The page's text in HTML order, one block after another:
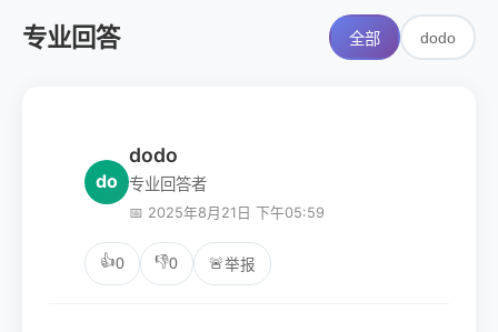
专业回答 全部 dodo
do
dodo
专业回答者
📅 2025年8月21日 下午05:59
👍0 👎0 🚨举报